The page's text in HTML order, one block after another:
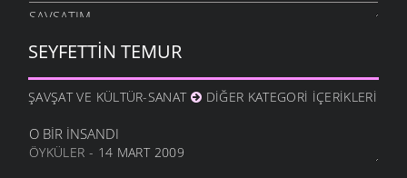
ŞAVŞATIM
METINE
17 OCAK 2012
HALA OĞLU
31 ARALIK 2011
NE OLUR OĞUL
SEYFETTIN TEMUR
ŞAVŞAT VE KÜLTÜR-SANAT DIĞER KATEGORI İÇERIKLERI
O BIR İNSANDI
ÖYKÜLER - 14 MART 2009